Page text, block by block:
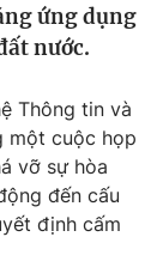
ứng dụng
nước.
Thông tin và
một cuộc họp
vỡ sự hòa
đến cấu
định cấm